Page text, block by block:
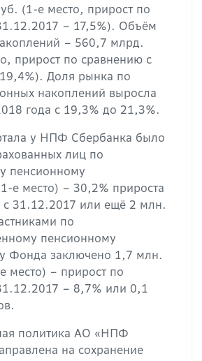
(1-е место, прирост по
– 17,5%). Объём
– 560,7 млрд.
прирост по сравнению с
Доля рынка по
накоплений выросла
года с 19,3% до 21,3%.
у НПФ Сбербанка было
лиц по
пенсионному
е место) – 30,2% прироста
с 31.12.2017 или ещё 2 млн.
по
пенсионному
Фонда заключено 1,7 млн.
место) – прирост по
– 8,7% или 0,1
политика АО «НПФ
на сохранение